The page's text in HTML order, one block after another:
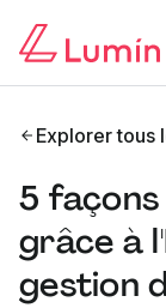
Explorer tous
5
grâce à
gestion